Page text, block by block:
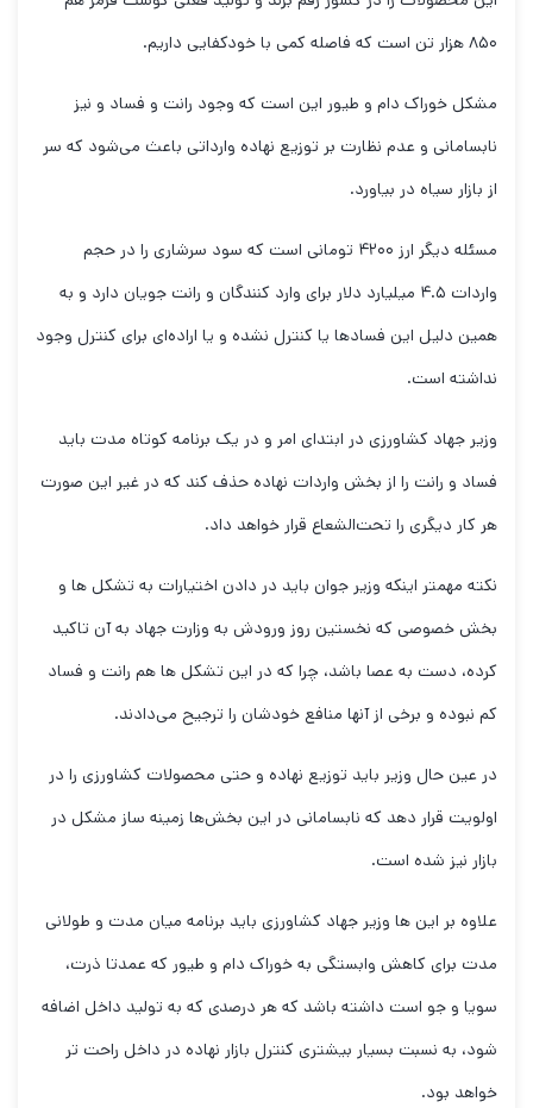
۸۵۰ هزار تن است که فاصله کمی با خودکفایی داریم.
مشکل خوراک دام و طیور این است که وجود رانت و فساد و نیز
نابسامانی و عدم نظارت بر توزیع نهاده وارداتی باعث می‌شود که سر
از بازار سیاه در بیاورد.
مسئله دیگر ارز ۴۲۰۰ تومانی است که سود سرشاری را در حجم
واردات ۴.۵ میلیارد دلار برای وارد کنندگان و رانت جویان دارد و به
همین دلیل این فسادها یا کنترل نشده و یا اراده‌ای برای کنترل وجود
نداشته است.
وزیر جهاد کشاورزی در ابتدای امر و در یک برنامه کوتاه مدت باید
فساد و رانت را از بخش واردات نهاده حذف کند که در غیر این صورت
هر کار دیگری را تحت‌الشعاع قرار خواهد داد.
نکته مهمتر اینکه وزیر جوان باید در دادن اختیارات به تشکل ها و
بخش خصوصی که نخستین روز ورودش به وزارت جهاد به آن تاکید
کرده، دست به عصا باشد، چرا که در این تشکل ها هم رانت و فساد
کم نبوده و برخی از آنها منافع خودشان را ترجیح می‌دادند.
در عین حال وزیر باید توزیع نهاده و حتی محصولات کشاورزی را در
اولویت قرار دهد که نابسامانی در این بخش‌ها زمینه ساز مشکل در
بازار نیز شده است.
علاوه بر این ها وزیر جهاد کشاورزی باید برنامه میان مدت و طولانی
مدت برای کاهش وابستگی به خوراک دام و طیور که عمدتا ذرت،
سویا و جو است داشته باشد که هر درصدی که به تولید داخل اضافه
شود، به نسبت بسیار بیشتری کنترل بازار نهاده در داخل راحت تر
خواهد بود.